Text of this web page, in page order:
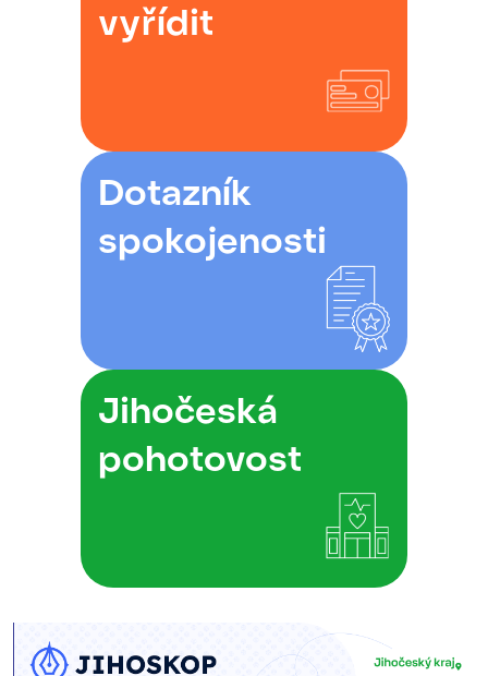
vyřídit
Dotazník
spokojenosti
Jihočeská
pohotovost